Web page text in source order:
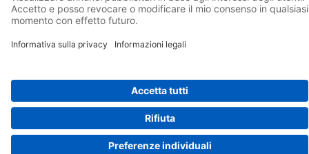
Cookie Choices
Whistleblowing
Informativa per clienti